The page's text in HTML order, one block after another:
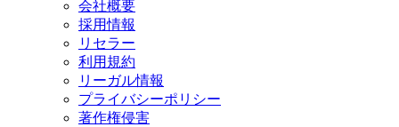
会社概要
採用情報
リセラー
利用規約
リーガル情報
プライバシーポリシー
著作権侵害